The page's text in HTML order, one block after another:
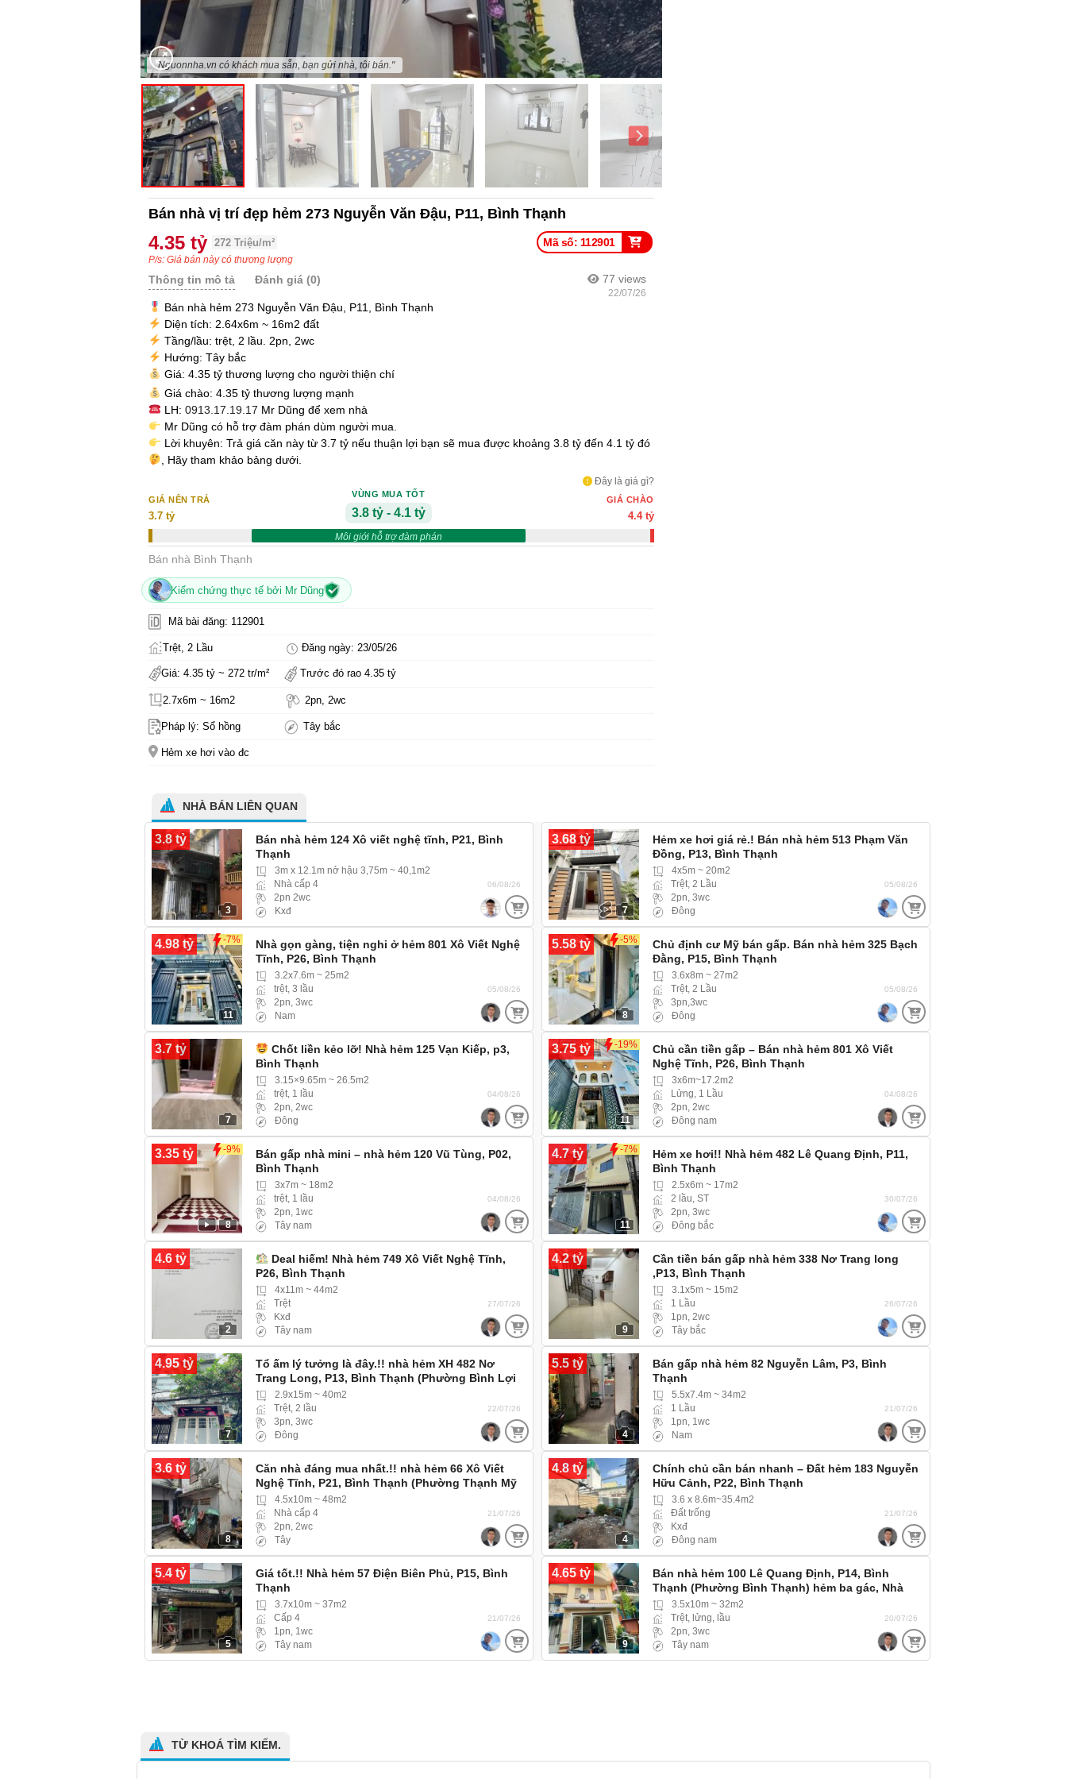
"Nguonnha.vn có khách mua sẵn, bạn gửi nhà, tôi bán."
Bán nhà vị trí đẹp hẻm 273 Nguyễn Văn Đậu, P11, Bình Thạnh
Mã số: 112901
4.35 tỷ 272 Triệu/m²
P/s: Giá bán này có thương lượng
77 views
22/07/26
Thông tin mô tả Đánh giá (0)
Bán nhà hẻm 273 Nguyễn Văn Đậu, P11, Bình Thạnh
Diện tích: 2.64x6m ~ 16m2 đất
Tầng/lầu: trệt, 2 lầu. 2pn, 2wc
Hướng: Tây bắc
Giá: 4.35 tỷ thương lượng cho người thiện chí
Giá chào: 4.35 tỷ thương lượng mạnh
LH: 0913.17.19.17 Mr Dũng để xem nhà
Mr Dũng có hỗ trợ đàm phán dùm người mua.
Lời khuyên: Trả giá căn này từ 3.7 tỷ nếu thuận lợi bạn sẽ mua được khoảng 3.8 tỷ đến 4.1 tỷ đó
, Hãy tham khảo bảng dưới.
Đây là giá gì?
GIÁ NÊN TRẢ
3.7 tỷ
VÙNG MUA TỐT
3.8 tỷ - 4.1 tỷ
Môi giới hỗ trợ đàm phán
GIÁ CHÀO
4.4 tỷ
Bán nhà Bình Thạnh
Kiểm chứng thực tế bởi Mr Dũng
Mã bài đăng: 112901
Trệt, 2 Lầu Đăng ngày: 23/05/26
Giá: 4.35 tỷ ~ 272 tr/m² Trước đó rao 4.35 tỷ
2.7x6m ~ 16m2 2pn, 2wc
Pháp lý: Sổ hồng Tây bắc
Hẻm xe hơi vào đc
NHÀ BÁN LIÊN QUAN
3.8 tỷ
3
Bán nhà hẻm 124 Xô viết nghệ tĩnh, P21, Bình
Thạnh
3m x 12.1m nở hậu 3,75m ~ 40,1m2
Nhà cấp 4
2pn 2wc
Kxđ
06/08/26
3.68 tỷ
7
Hẻm xe hơi giá rẻ.! Bán nhà hẻm 513 Phạm Văn
Đồng, P13, Bình Thạnh
4x5m ~ 20m2
Trệt, 2 Lầu
2pn, 3wc
Đông
05/08/26
4.98 tỷ -7%
11
Nhà gọn gàng, tiện nghi ở hẻm 801 Xô Viết Nghệ
Tĩnh, P26, Bình Thạnh
3.2x7.6m ~ 25m2
trệt, 3 lầu
2pn, 3wc
Nam
05/08/26
5.58 tỷ -5%
8
Chủ định cư Mỹ bán gấp. Bán nhà hẻm 325 Bạch
Đằng, P15, Bình Thạnh
3.6x8m ~ 27m2
Trệt, 2 Lầu
3pn,3wc
Đông
05/08/26
3.7 tỷ
7
Chốt liền kẻo lỡ! Nhà hẻm 125 Vạn Kiếp, p3,
Bình Thạnh
3.15×9.65m ~ 26.5m2
trệt, 1 lầu
2pn, 2wc
Đông
04/08/26
3.75 tỷ -19%
11
Chủ cần tiền gấp – Bán nhà hẻm 801 Xô Viết
Nghệ Tĩnh, P26, Bình Thạnh
3x6m~17.2m2
Lửng, 1 Lầu
2pn, 2wc
Đông nam
04/08/26
3.35 tỷ -9%
8
Bán gấp nhà mini – nhà hẻm 120 Vũ Tùng, P02,
Bình Thạnh
3x7m ~ 18m2
trệt, 1 lầu
2pn, 1wc
Tây nam
04/08/26
4.7 tỷ -7%
11
Hẻm xe hơi!! Nhà hẻm 482 Lê Quang Định, P11,
Bình Thạnh
2.5x6m ~ 17m2
2 lầu, ST
2pn, 3wc
Đông bắc
30/07/26
4.6 tỷ
2
Deal hiếm! Nhà hẻm 749 Xô Viết Nghệ Tĩnh,
P26, Bình Thạnh
4x11m ~ 44m2
Trệt
Kxđ
Tây nam
27/07/26
4.2 tỷ
9
Cần tiền bán gấp nhà hẻm 338 Nơ Trang long
,P13, Bình Thạnh
3.1x5m ~ 15m2
1 Lầu
1pn, 2wc
Tây bắc
26/07/26
4.95 tỷ
7
Tổ ấm lý tưởng là đây.!! nhà hẻm XH 482 Nơ
Trang Long, P13, Bình Thạnh (Phường Bình Lợi
Trung) hẻm rộng xe hơi 4 chỗ vào tới nhà
2.9x15m ~ 40m2
Trệt, 2 lầu
3pn, 3wc
Đông
22/07/26
5.5 tỷ
4
Bán gấp nhà hẻm 82 Nguyễn Lâm, P3, Bình
Thạnh
5.5x7.4m ~ 34m2
1 Lầu
1pn, 1wc
Nam
21/07/26
3.6 tỷ
8
Căn nhà đáng mua nhất.!! nhà hẻm 66 Xô Viết
Nghệ Tĩnh, P21, Bình Thạnh (Phường Thạnh Mỹ
Tây) hẻm ba gác
4.5x10m ~ 48m2
Nhà cấp 4
2pn, 2wc
Tây
21/07/26
4.8 tỷ
4
Chính chủ cần bán nhanh – Đất hẻm 183 Nguyễn
Hữu Cảnh, P22, Bình Thạnh
3.6 x 8.6m~35.4m2
Đất trống
Kxđ
Đông nam
21/07/26
5.4 tỷ
5
Giá tốt.!! Nhà hẻm 57 Điện Biên Phủ, P15, Bình
Thạnh
3.7x10m ~ 37m2
Cấp 4
1pn, 1wc
Tây nam
21/07/26
4.65 tỷ
9
Bán nhà hẻm 100 Lê Quang Định, P14, Bình
Thạnh (Phường Bình Thạnh) hẻm ba gác, Nhà
gần S.Thị
3.5x10m ~ 32m2
Trệt, lửng, lầu
2pn, 3wc
Tây nam
20/07/26
TỪ KHOÁ TÌM KIẾM.